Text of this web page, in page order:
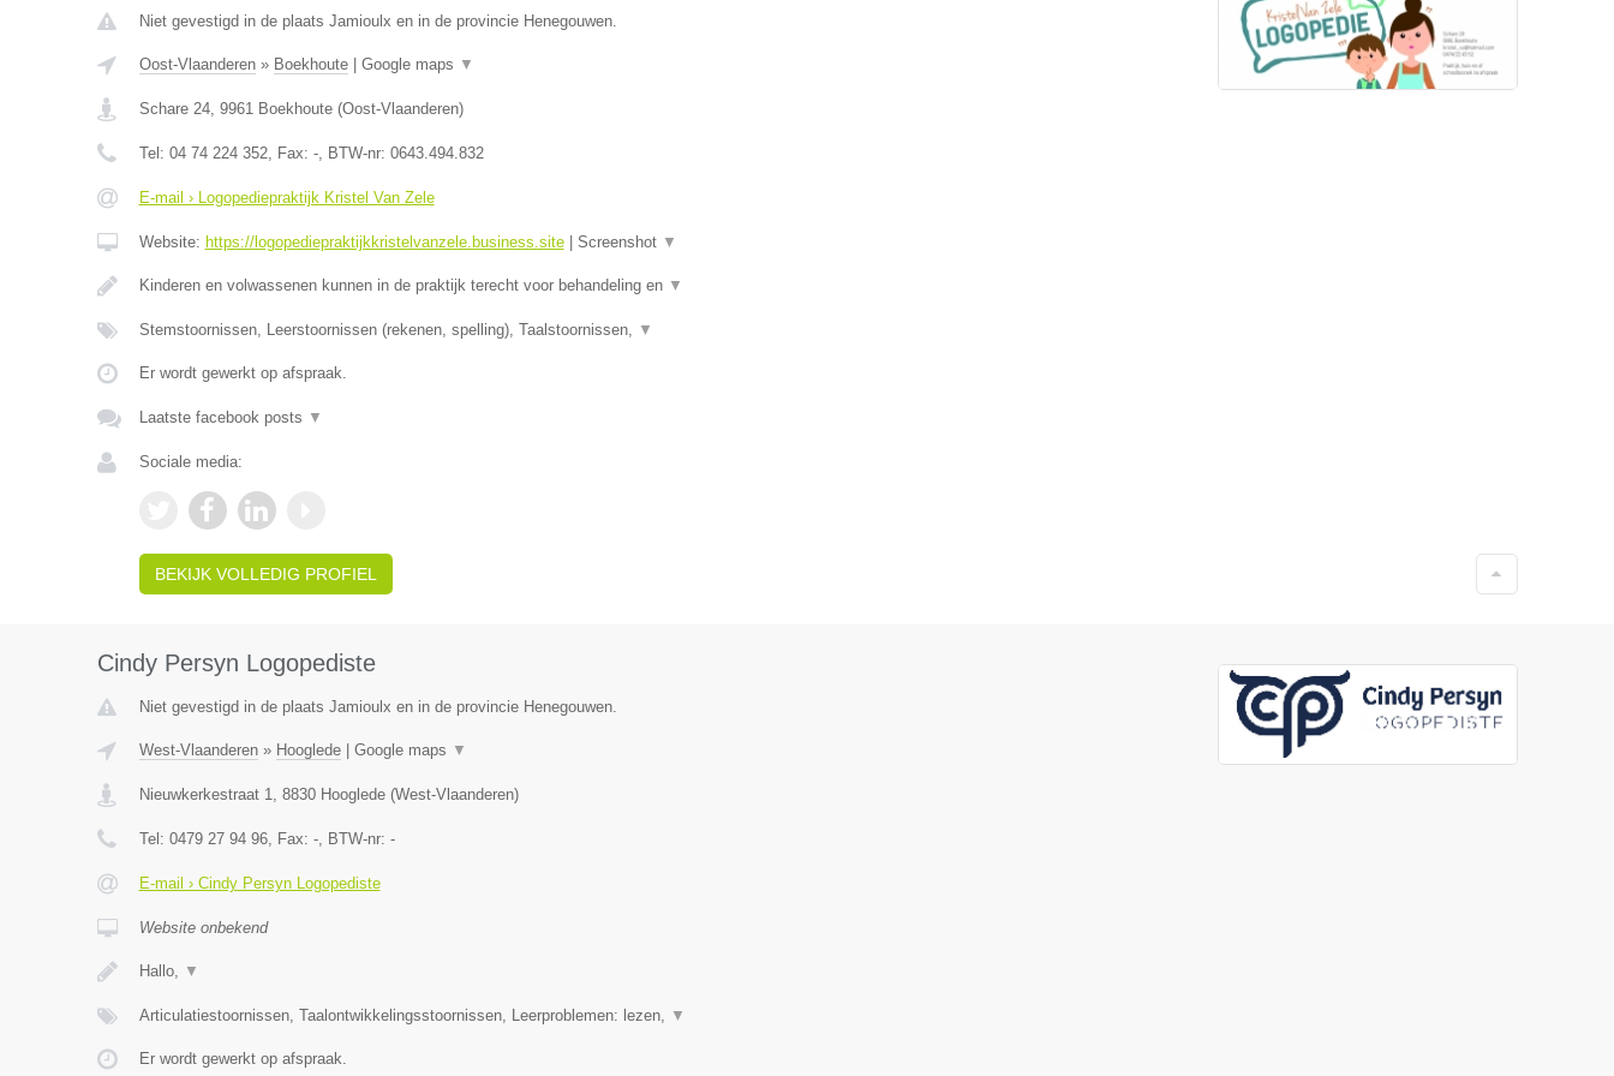
Niet gevestigd in de plaats Jamioulx en in de provincie Henegouwen.
Oost-Vlaanderen» Boekhoute| Google maps ▼
Schare 24, 9961 Boekhoute(Oost-Vlaanderen)
Tel: 04 74 224 352, Fax: -, BTW-nr: 0643.494.832
E-mail › Logopediepraktijk Kristel Van Zele
Website: https://logopediepraktijkkristelvanzele.business.site| Screenshot ▼
Kinderen en volwassenen kunnen in de praktijk terecht voor behandeling en ▼
Stemstoornissen, Leerstoornissen (rekenen, spelling), Taalstoornissen, ▼
Er wordt gewerkt op afspraak.
Laatste facebook posts ▼
Sociale media:
BEKIJK VOLLEDIG PROFIEL
Cindy Persyn Logopediste
Niet gevestigd in de plaats Jamioulx en in de provincie Henegouwen.
West-Vlaanderen» Hooglede| Google maps ▼
Nieuwkerkestraat 1, 8830 Hooglede(West-Vlaanderen)
Tel: 0479 27 94 96, Fax: -, BTW-nr: -
E-mail › Cindy Persyn Logopediste
Website onbekend
Hallo, ▼
Articulatiestoornissen, Taalontwikkelingsstoornissen, Leerproblemen: lezen, ▼
Er wordt gewerkt op afspraak.